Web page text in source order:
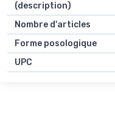
(description)
Nombre d'articles
Forme posologique
UPC